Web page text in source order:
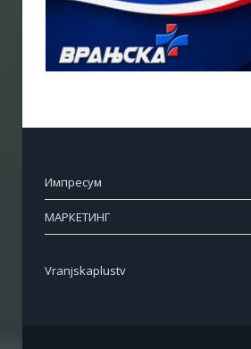
Импресум
МАРКЕТИНГ
Vranjskaplustv